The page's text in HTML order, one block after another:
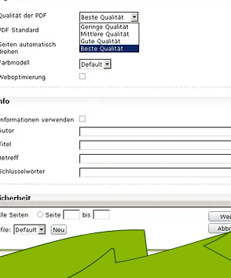
"Beste Qualität" auswählen